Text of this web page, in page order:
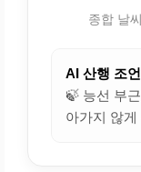
종합 날씨
AI 산행 조
🍃 능선 부
아가지 않